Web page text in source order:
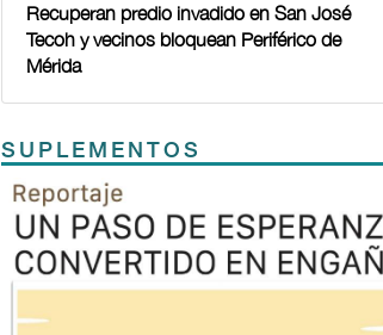
Recuperan predio invadido en San José
Tecoh y vecinos bloquean Periférico de
Mérida
SUPLEMENTOS
Previous
TODOS LOS SUPLEMENTOS